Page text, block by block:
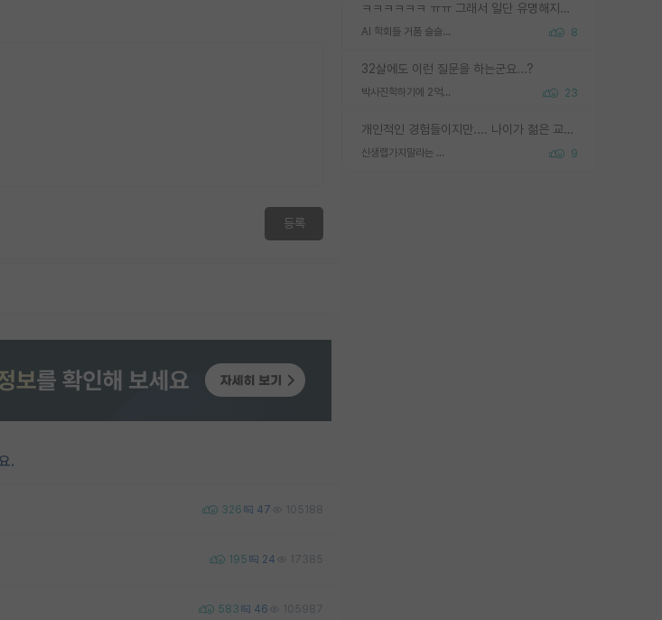
ㅋㅋㅋㅋㅋㅋ ㅠㅠ 그래서 일단 유명해지는게 중요한거같습니다
AI 학회들 거품 슬슬 지적이 나오네요 8
32살에도 이런 질문을 하는군요...?
박사진학하기에 2억은 괜찮은 (?) 정도의 경제력인가요 23
개인적인 경험들이지만.... 나이가 젊은 교수일수록 꼰대라는 가면을 쓴 채로 무례함을 행동하는 경우가 거의 90% 정도였음. 나이가 어린데 다른 또래들과 달리 명예, 권력, 재력까지 얻었으니 세상 다 가진 기분이겠지. 오히러 나이 든 교수들이 행동과 말을 더 조심하시더라.
신생랩가지말라는 이유가 있었구나 9
등록
.
326 47 105188
195 24 17385
583 46 105987